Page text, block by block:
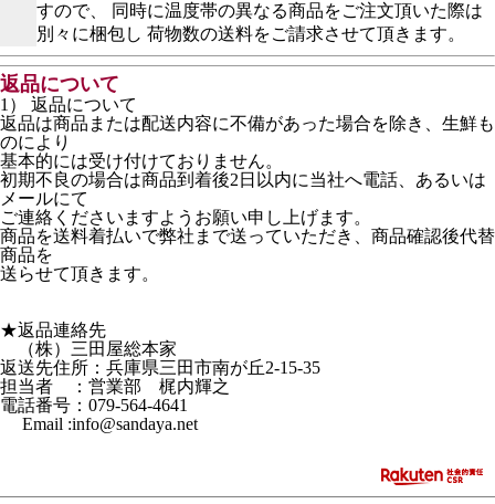
すので、 同時に温度帯の異なる商品をご注文頂いた際は
別々に梱包し 荷物数の送料をご請求させて頂きます。
返品について
1） 返品について
返品は商品または配送内容に不備があった場合を除き、生鮮も
のにより
基本的には受け付けておりません。
初期不良の場合は商品到着後2日以内に当社へ電話、あるいは
メールにて
ご連絡くださいますようお願い申し上げます。
商品を送料着払いで弊社まで送っていただき、商品確認後代替
商品を
送らせて頂きます。
★返品連絡先
（株）三田屋総本家
返送先住所：兵庫県三田市南が丘2-15-35
担当者 ：営業部 梶内輝之
電話番号：079-564-4641
Email :info@sandaya.net